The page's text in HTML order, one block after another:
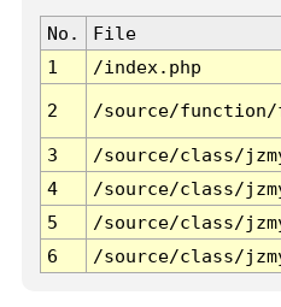
No. File
1
/index.php
2 /source/function/
3 /source/class/
4
/source/class/
5
/source/class/
6
/source/class/